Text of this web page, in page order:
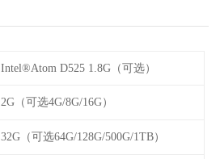
Intel®Atom D525 1.8G（可选）
2G（可选4G/8G/16G）
32G（可选64G/128G/500G/1TB）